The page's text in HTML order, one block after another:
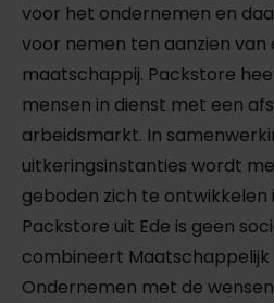
voor het ondernemen en
voor nemen ten aanzien van
maatschappij. Packstore
mensen in dienst met een
arbeidsmarkt. In
uitkeringsinstanties wordt
geboden zich te ontwikkelen
Packstore uit Ede is geen
combineert
Ondernemen met de